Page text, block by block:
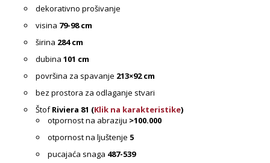
dekorativno prošivanje
visina 79-98 cm
širina 284 cm
dubina 101 cm
površina za spavanje 213×92 cm
bez prostora za odlaganje stvari
ŠtofRiviera 81 (Klik na karakteristike)
otpornost na abraziju >100.000
otpornost na ljuštenje 5
pucajaća snaga 487-539